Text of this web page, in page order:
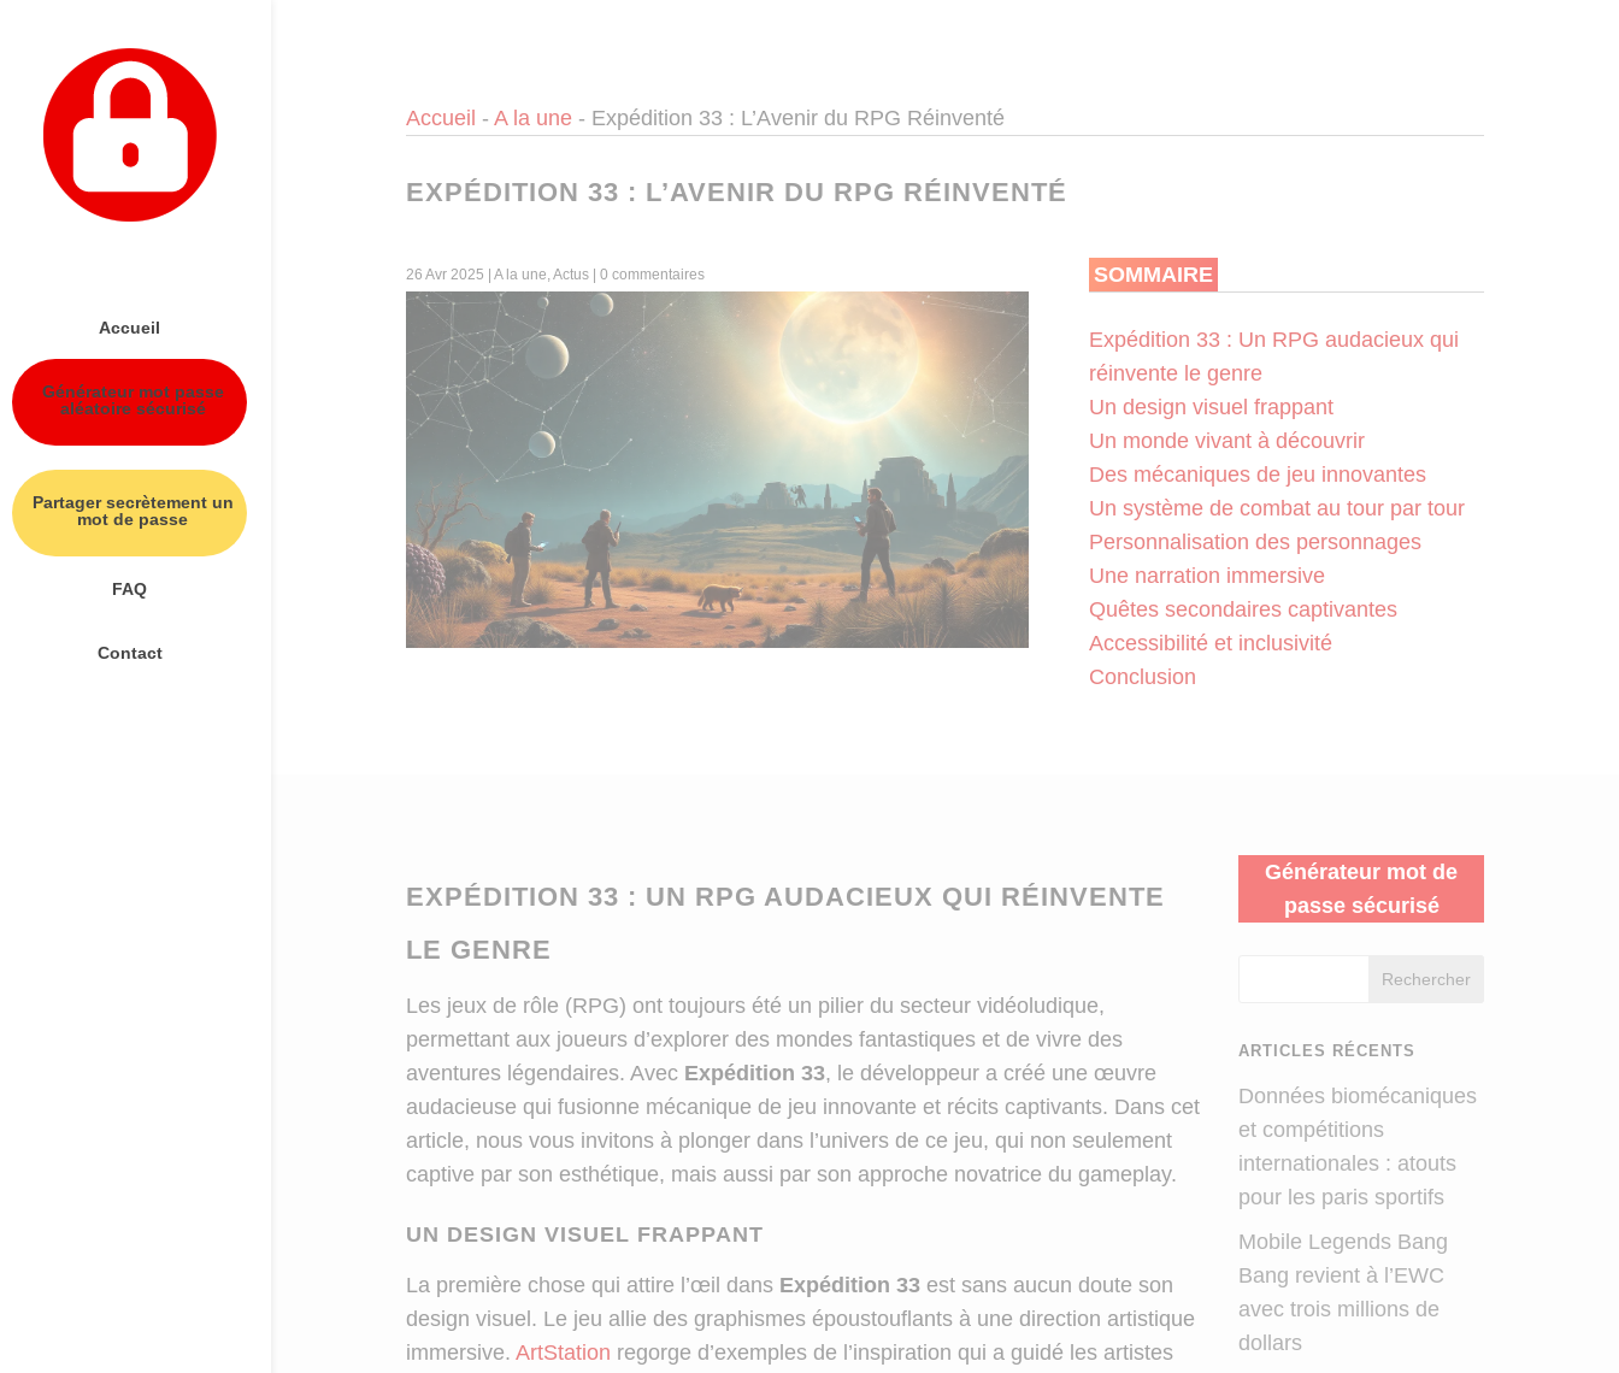
Accueil
Générateur mot passe
aléatoire sécurisé
Partager secrètement un
mot de passe
FAQ
Contact
Accueil - A la une - Expédition 33 : L’Avenir du RPG Réinventé
EXPÉDITION 33 : L’AVENIR DU RPG RÉINVENTÉ
26 Avr 2025 A la une, Actus| 0 commentaires SOMMAIRE
Expédition 33 : Un RPG audacieux qui
réinvente le genre
Un design visuel frappant
Un monde vivant à découvrir
Des mécaniques de jeu innovantes
Un système de combat au tour par tour
Personnalisation des personnages
Une narration immersive
Quêtes secondaires captivantes
Accessibilité et inclusivité
Conclusion
EXPÉDITION 33 : UN RPG AUDACIEUX QUI RÉINVENTE
LE GENRE
Les jeux de rôle (RPG) ont toujours été un pilier du secteur vidéoludique,
permettant aux joueurs d’explorer des mondes fantastiques et de vivre des
aventures légendaires. Avec Expédition 33, le développeur a créé une œuvre
audacieuse qui fusionne mécanique de jeu innovante et récits captivants. Dans cet
article, nous vous invitons à plonger dans l’univers de ce jeu, qui non seulement
captive par son esthétique, mais aussi par son approche novatrice du gameplay.
UN DESIGN VISUEL FRAPPANT
La première chose qui attire l’œil dans Expédition 33est sans aucun doute son
design visuel. Le jeu allie des graphismes époustouflants à une direction artistique
immersive. ArtStation regorge d’exemples de l’inspiration qui a guidé les artistes
Générateur mot de
passe sécurisé
Rechercher
ARTICLES RÉCENTS
Données biomécaniques
et compétitions
internationales : atouts
pour les paris sportifs
Mobile Legends Bang
Bang revient à l’EWC
avec trois millions de
dollars